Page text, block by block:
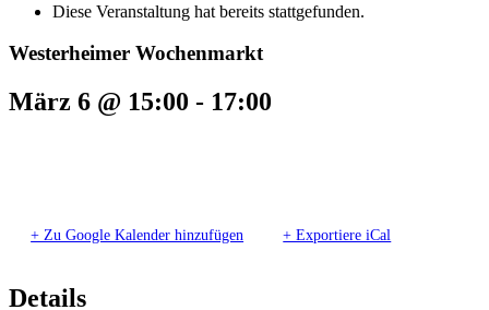
Diese Veranstaltung hat bereits stattgefunden.
Westerheimer Wochenmarkt
März 6 @ 15:00 - 17:00
+ Zu Google Kalender hinzufügen + Exportiere iCal
Details